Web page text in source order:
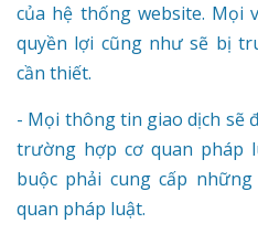
của hệ thống website. Mọi
quyền lợi cũng như sẽ bị
cần thiết.
- Mọi thông tin giao dịch sẽ
trường hợp cơ quan pháp
buộc phải cung cấp
quan pháp luật.